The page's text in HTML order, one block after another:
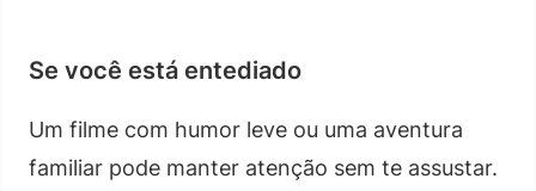
Se você está entediado
Um filme com humor leve ou uma aventura
familiar pode manter atenção sem te assustar.